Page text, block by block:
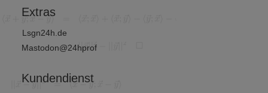
Extras
Lsgn24h.de
Mastodon@24hprof
Kundendienst